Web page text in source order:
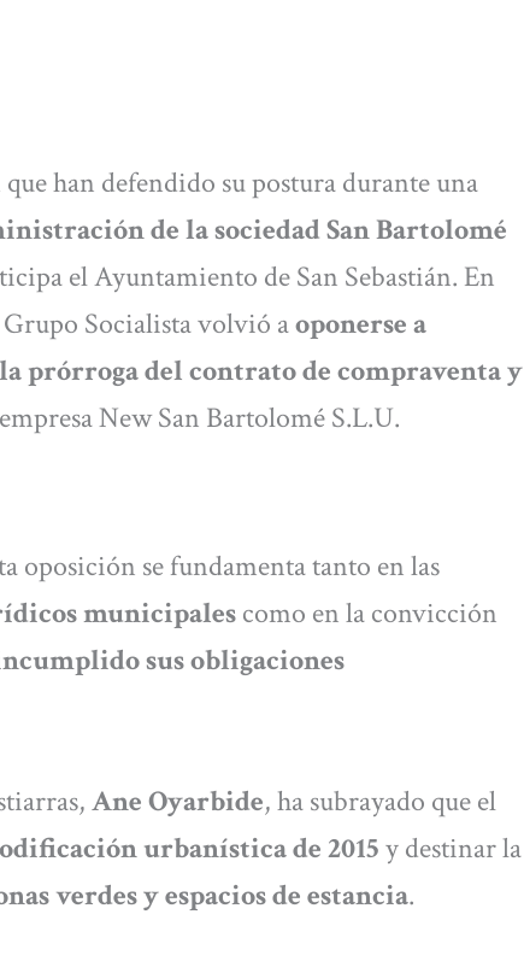
han defendido su postura durante una
de la sociedad San Bartolomé
el Ayuntamiento de San Sebastián. En
Socialista volvió aoponerse a
prórroga del contrato de compraventa y
New San Bartolomé S.L.U.
oposición se fundamenta tanto en las
municipalescomo en la convicción
sus obligaciones
Ane Oyarbide, ha subrayado que el
urbanística de 2015y destinar la
verdes y espacios de estancia.